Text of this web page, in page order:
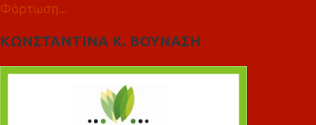
Φόρτωση...
ΚΩΝΣΤΑΝΤΙΝΑ Κ. ΒΟΥΝΑΣΗ